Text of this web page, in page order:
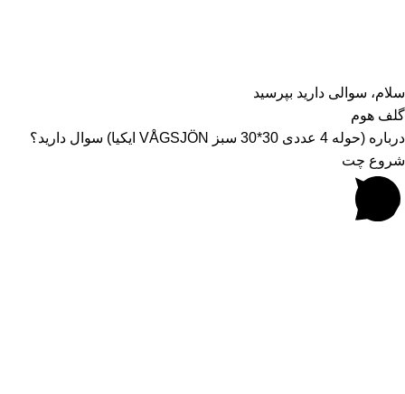
سلام، سوالی دارید بپرسید
گلف هوم
درباره (حوله 4 عددی 30*30 سبز VÅGSJÖN ايكيا) سوال دارید؟
شروع چت